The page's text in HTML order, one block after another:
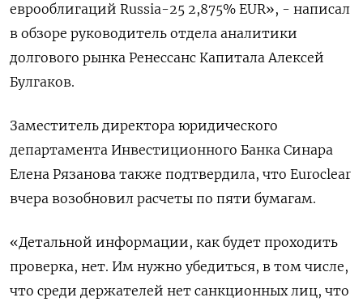
еврооблигаций Russia-25 2,875% EUR», - написал
в обзоре руководитель отдела аналитики
долгового рынка Ренессанс Капитала Алексей
Булгаков.
Заместитель директора юридического
департамента Инвестиционного Банка Синара
Елена Рязанова также подтвердила, что Euroclear
вчера возобновил расчеты по пяти бумагам.
«Детальной информации, как будет проходить
проверка, нет. Им нужно убедиться, в том числе,
что среди держателей нет санкционных лиц, что